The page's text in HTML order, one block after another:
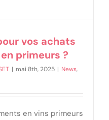
vos achats
primeurs ?
| mai 8th, 2025 | News,
en vins primeurs